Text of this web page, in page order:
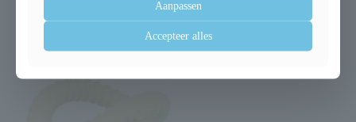
tpr drijvend assortiAanpassen
Accepteer alles